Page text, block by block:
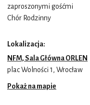
zaproszonymi gośćmi
Chór Rodzinny
Lokalizacja:
NFM, Sala Główna ORLEN
plac Wolności 1, Wrocław
Pokaż na mapie